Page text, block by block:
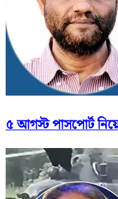
৫ আগস্ট পাসপোর্ট